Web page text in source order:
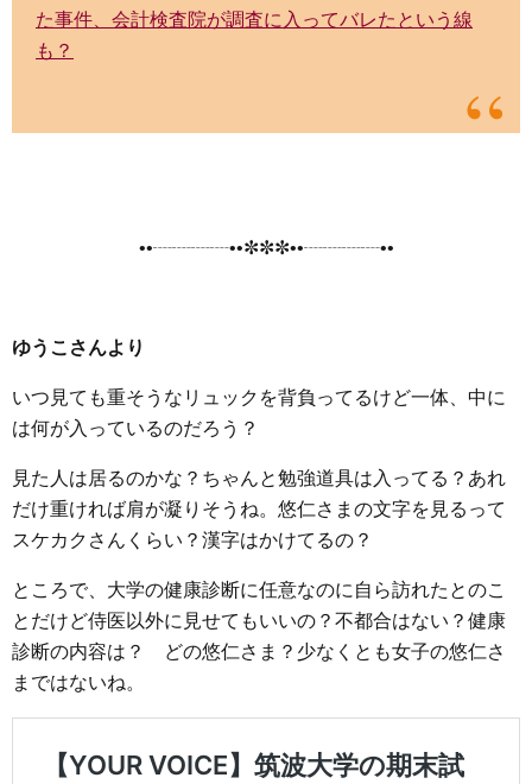
た事件、会計検査院が調査に入ってバレたという線
も？
••┈┈┈┈••✼✼✼••┈┈┈┈••
ゆうこさんより
いつ見ても重そうなリュックを背負ってるけど一体、中に
は何が入っているのだろう？
見た人は居るのかな？ちゃんと勉強道具は入ってる？あれ
だけ重ければ肩が凝りそうね。悠仁さまの文字を見るって
スケカクさんくらい？漢字はかけてるの？
ところで、大学の健康診断に任意なのに自ら訪れたとのこ
とだけど侍医以外に見せてもいいの？不都合はない？健康
診断の内容は？ どの悠仁さま？少なくとも女子の悠仁さ
まではないね。